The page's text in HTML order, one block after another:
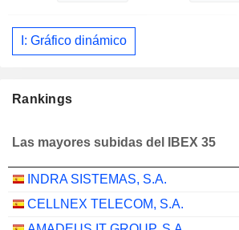
I: Gráfico dinámico
Rankings
Las mayores subidas del IBEX 35
INDRA SISTEMAS, S.A.
CELLNEX TELECOM, S.A.